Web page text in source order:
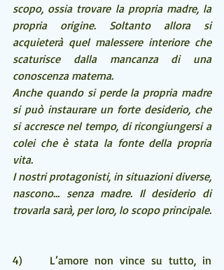
scopo, ossia trovare la propria madre, la
propria origine. Soltanto allora si
acquieterà quel malessere interiore che
scaturisce dalla mancanza di una
conoscenza materna.
Anche quando si perde la propria madre
si può instaurare un forte desiderio, che
si accresce nel tempo, di ricongiungersi a
colei che è stata la fonte della propria
vita.
I nostri protagonisti, in situazioni diverse,
nascono… senza madre. Il desiderio di
trovarla sarà, per loro, lo scopo principale.
4)    L’amore non vince su tutto, in